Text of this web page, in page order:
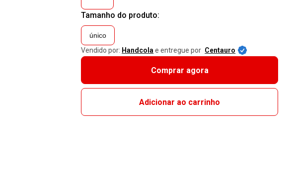
Tamanho do produto:
único
Vendido por: Handcola e entregue por Centauro
Comprar agora
Adicionar ao carrinho